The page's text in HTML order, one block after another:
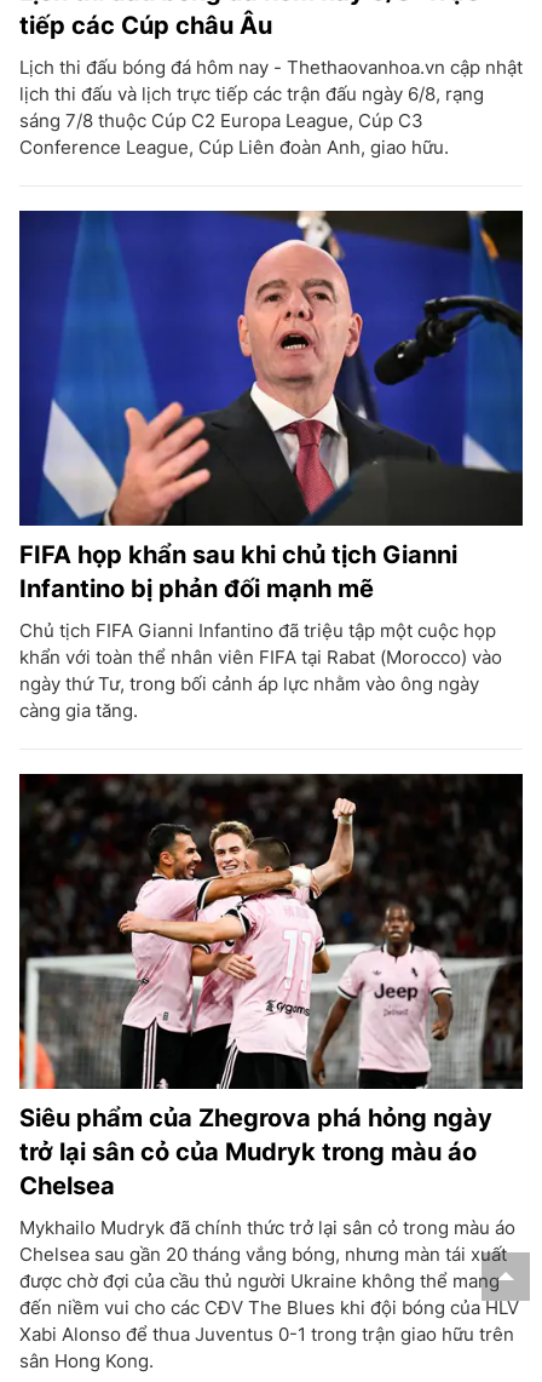
tiếp các Cúp châu Âu
Lịch thi đấu bóng đá hôm nay - Thethaovanhoa.vn cập nhật
lịch thi đấu và lịch trực tiếp các trận đấu ngày 6/8, rạng
sáng 7/8 thuộc Cúp C2 Europa League, Cúp C3
Conference League, Cúp Liên đoàn Anh, giao hữu.
FIFA họp khẩn sau khi chủ tịch Gianni
Infantino bị phản đối mạnh mẽ
Chủ tịch FIFA Gianni Infantino đã triệu tập một cuộc họp
khẩn với toàn thể nhân viên FIFA tại Rabat (Morocco) vào
ngày thứ Tư, trong bối cảnh áp lực nhằm vào ông ngày
càng gia tăng.
Siêu phẩm của Zhegrova phá hỏng ngày
trở lại sân cỏ của Mudryk trong màu áo
Chelsea
Mykhailo Mudryk đã chính thức trở lại sân cỏ trong màu áo
Chelsea sau gần 20 tháng vắng bóng, nhưng màn tái xuất
được chờ đợi của cầu thủ người Ukraine không thể mang
đến niềm vui cho các CĐV The Blues khi đội bóng của HLV
Xabi Alonso để thua Juventus 0-1 trong trận giao hữu trên
sân Hong Kong.